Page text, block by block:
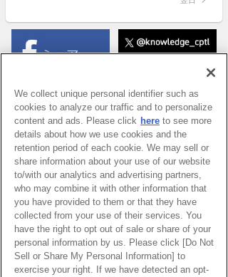
We collect unique personal identifier such as
cookies to analyze our traffic and to personalize
content and ads. Please click here to see more
details about how we use cookies and the
retention period of each cookie. We may sell or
share information about your use of our website
to/with our analytics and advertising partners,
who may combine it with other information that
you have provided to them or that they have
collected from your use of their services. You
have the right to opt out of sale or share of your
personal information by us. Please click [Do Not
Sell or Share My Personal Information] to
exercise your right. If we have detected an opt-